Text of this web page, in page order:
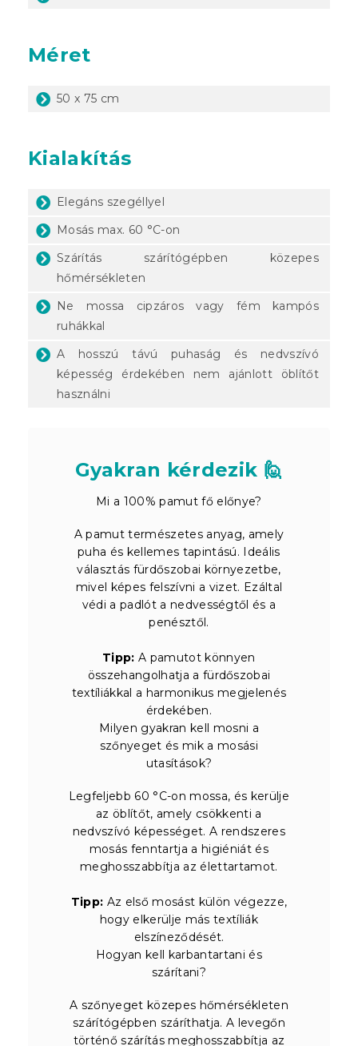
Méret
50 x 75 cm
Kialakítás
Elegáns szegéllyel
Mosás max. 60 °C-on
Szárítás szárítógépben közepes
hőmérsékleten
Ne mossa cipzáros vagy fém kampós
ruhákkal
A hosszú távú puhaság és nedvszívó
képesség érdekében nem ajánlott öblítőt
használni
Gyakran kérdezik 🙋
Mi a 100% pamut fő előnye?
A pamut természetes anyag, amely
puha és kellemes tapintású. Ideális
választás fürdőszobai környezetbe,
mivel képes felszívni a vizet. Ezáltal
védi a padlót a nedvességtől és a
penésztől.
Tipp: A pamutot könnyen
összehangolhatja a fürdőszobai
textíliákkal a harmonikus megjelenés
érdekében.
Milyen gyakran kell mosni a
szőnyeget és mik a mosási
utasítások?
Legfeljebb 60 °C-on mossa, és kerülje
az öblítőt, amely csökkenti a
nedvszívó képességet. A rendszeres
mosás fenntartja a higiéniát és
meghosszabbítja az élettartamot.
Tipp: Az első mosást külön végezze,
hogy elkerülje más textíliák
elszíneződését.
Hogyan kell karbantartani és
szárítani?
A szőnyeget közepes hőmérsékleten
szárítógépben száríthatja. A levegőn
történő szárítás meghosszabbítja az